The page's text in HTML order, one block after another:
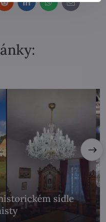
RedditLinkedInWhatsApp
E-
mail
sídle